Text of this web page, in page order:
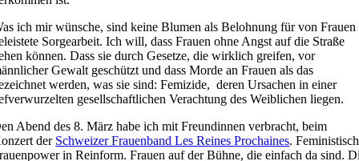
ich mir wünsche, sind keine Blumen als Belohnung für von Frauen
Sorgearbeit. Ich will, dass Frauen ohne Angst auf die Straße
können. Dass sie durch Gesetze, die wirklich greifen, vor
Gewalt geschützt und dass Morde an Frauen als das
werden, was sie sind: Femizide, deren Ursachen in einer
gesellschaftlichen Verachtung des Weiblichen liegen.
Abend des 8. März habe ich mit Freundinnen verbracht, beim
der Schweizer Frauenband Les Reines Prochaines.
in Reinform. Frauen auf der Bühne, die einfach da sind.